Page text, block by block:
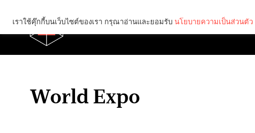
World Expo
เราใช้คุ๊กกี้บนเว็บไซต์ของเรา กรุณาอ่านและยอมรับ นโยบายความเป็นส่วนตัว